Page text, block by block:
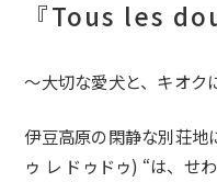
『Tous les
～大切な愛犬と、キオク
伊豆高原の閑静な別荘
ゥ レ ドゥドゥ) “は、せ